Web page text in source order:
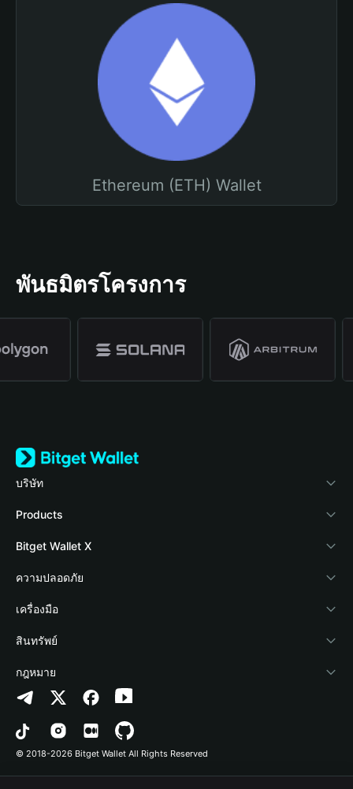
Ethereum (ETH) Wallet
พันธมิตรโครงการ
บริษัท
เกี่ยวกับ Bitget Wallet
Blog
Academy
ข่าวสารด้านคริปโต
ศูนย์ช่วยเหลือ
ติดต่อเรา
ทรัพยากรข้อมูลของแบรนด์
อาชีพ
Products
Crypto Card
Stablecoin Earn
Payfi Crypto
Crypto Swap API
Altcoin Season Index
Prediction Markets
DApp
Bitget Wallet X
นักพัฒนา
เชื่อมต่อ Wallet
Bitget Wallet Pay
ลิสต์โปรเจกต์
ความปลอดภัย
Protection Fund
เทคโนโลยีความปลอดภัย
เครื่องมือ
ซื้อคริปโต
การตรวจจับการอนุญาต
การตรวจจับสัญญา
การโอนเป็นชุด
สินทรัพย์
Arbitrum
Avalanche
Bitcoin
กฎหมาย
นโยบายความเป็นส่วนตัว
ข้อตกลงในการใช้บริการ
© 2018-2026 Bitget Wallet All Rights Reserved